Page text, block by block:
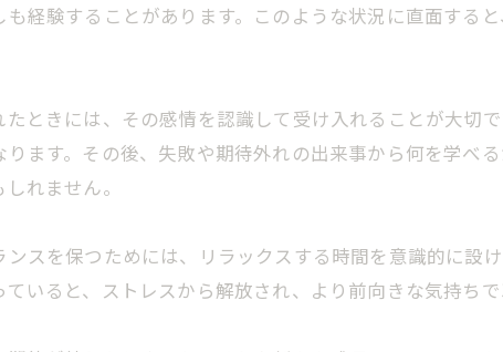
も経験することがあります。このような状況に直面する
たときには、その感情を認識して受け入れることが大切
ります。その後、失敗や期待外れの出来事から何を学べ
れません。
ンスを保つためには、リラックスする時間を意識的に設
いると、ストレスから解放され、より前向きな気持ち